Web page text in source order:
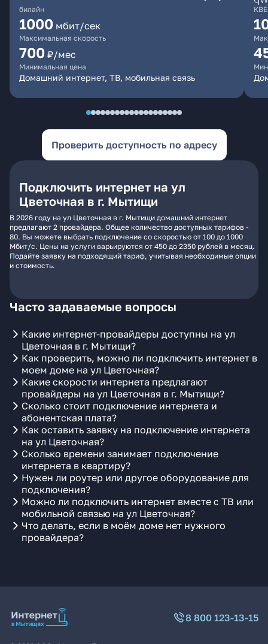
билайн
1000 мбит/сек
Максимальная скорость
700 ₽/мес
Минимальная цена
Домашний интернет, ТВ, мобильная связь
Проверить доступность по адресу
Подключить интернет на ул
Цветочная в г. Мытищи
В 2026 году на ул Цветочная в г. Мытищи домашний интернет
предлагают 2 провайдера. Общее количество доступных тарифов -
80. Вы можете выбрать подключение со скоростью от 100 до 1000
Мбит/с. Цены на услуги варьируются от 450 до 2350 рублей в месяц.
Подайте заявку на подходящий тариф, учитывая необходимые опции
и стоимость.
Часто задаваемые вопросы
Какие интернет-провайдеры доступны на ул
Цветочная в г. Мытищи?
Как проверить, можно ли подключить интернет в
моем доме на ул Цветочная?
Какие скорости интернета предлагают
провайдеры на ул Цветочная в г. Мытищи?
Сколько стоит подключение интернета и
абонентская плата?
Как оставить заявку на подключение интернета
на ул Цветочная?
Сколько времени занимает подключение
интернета в квартиру?
Нужен ли роутер или другое оборудование для
подключения?
Можно ли подключить интернет вместе с ТВ или
мобильной связью на ул Цветочная?
Что делать, если в моём доме нет нужного
провайдера?
8 800 123-13-15